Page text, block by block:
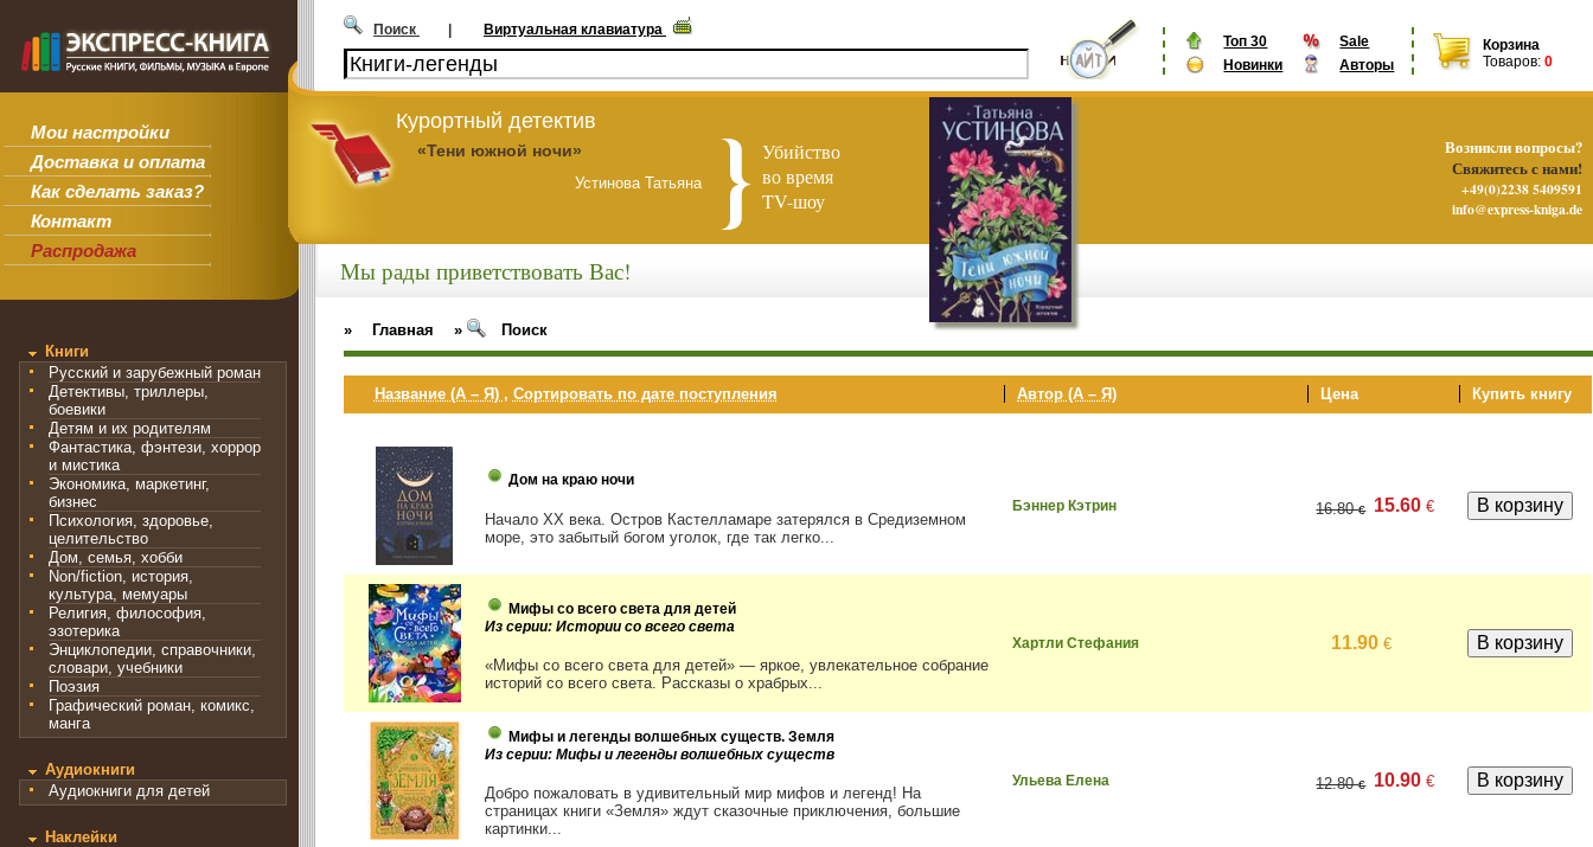
Мои настройки
Доставка и оплата
Как сделать заказ?
Контакт
Распродажа
Топ 30
Sale
Новинки
Авторы
Корзина
Товаров: 0
Поиск | Виртуальная клавиатура
Курортный детектив
«Тени южной ночи»
Устинова Татьяна
Убийство
во время
TV-шоу
Книги
Русский и зарубежный роман
Детективы, триллеры,
боевики
Детям и их родителям
Фантастика, фэнтези, хоррор
и мистика
Экономика, маркетинг,
бизнес
Психология, здоровье,
целительство
Дом, семья, хобби
Non/fiction, история,
культура, мемуары
Религия, философия,
эзотерика
Энциклопедии, справочники,
словари, учебники
Поэзия
Графический роман, комикс,
манга
Аудиокниги
Аудиокниги для детей
Наклейки
Мы рады приветствовать Вас!
» Главная » Поиск
Название (А – Я) , Сортировать по дате поступления Автор (А – Я) Цена Купить книгу
Дом на краю ночи
Начало ХХ века. Остров Кастелламаре затерялся в Средиземном
море, это забытый богом уголок, где так легко...
Бэннер Кэтрин 16.80€ 15.60 €
Мифы со всего света для детей
Из серии: Истории со всего света
«Мифы со всего света для детей» — яркое, увлекательное собрание
историй со всего света. Рассказы о храбрых...
Хартли Стефания 11.90 €
Мифы и легенды волшебных существ. Земля
Из серии: Мифы и легенды волшебных существ
Добро пожаловать в удивительный мир мифов и легенд! На
страницах книги «Земля» ждут сказочные приключения, большие
картинки...
Ульева Елена 12.80€ 10.90 €
Возникли вопросы?
Свяжитесь с нами!
+49(0)2238 5409591
info@express-kniga.de